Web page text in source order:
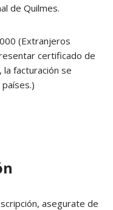
de Quilmes.
(Extranjeros
certificado de
la facturación se
asegurate de